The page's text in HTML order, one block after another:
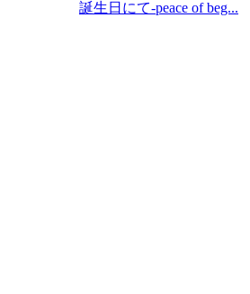
誕生日にて-peace of beg...